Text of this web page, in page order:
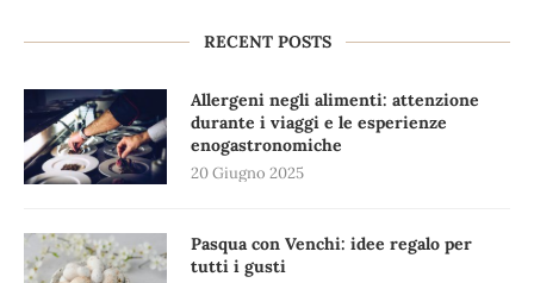
RECENT POSTS
Allergeni negli alimenti: attenzione
durante i viaggi e le esperienze
enogastronomiche
20 Giugno 2025
Pasqua con Venchi: idee regalo per
tutti i gusti